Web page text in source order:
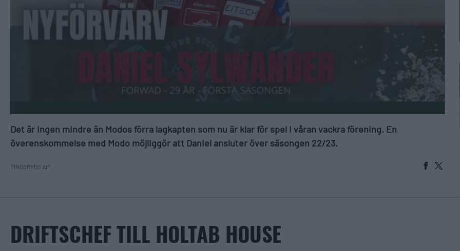
Det är ingen mindre än Modos förra lagkapten som nu är klar för spel i våran vackra förening. En
överenskommelse med Modo möjliggör att Daniel ansluter över säsongen 22/23.
TINGSRYDS AIF
DRIFTSCHEF TILL HOLTAB HOUSE